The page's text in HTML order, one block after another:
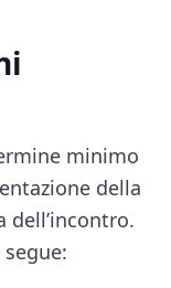
minimo
della
dell’incontro.